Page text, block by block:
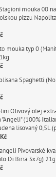
mouka 00 na
pizzu
mouka typ 0
Spaghetti
Olivový olej
"Angeli" (100%
lisovaný 0,5L
Pivovarské
Di Birra 3x7g) 21g